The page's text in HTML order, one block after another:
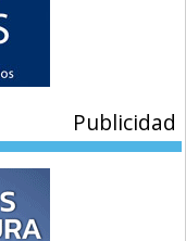
Publicidad